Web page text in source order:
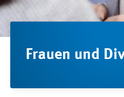
Frauen und